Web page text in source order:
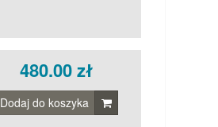
480.00 zł
Dodaj do koszyka